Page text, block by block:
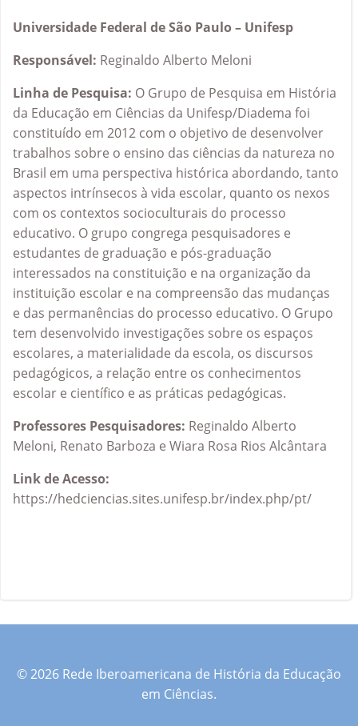
Universidade Federal de São Paulo – Unifesp
Responsável: Reginaldo Alberto Meloni
Linha de Pesquisa: O Grupo de Pesquisa em História
da Educação em Ciências da Unifesp/Diadema foi
constituído em 2012 com o objetivo de desenvolver
trabalhos sobre o ensino das ciências da natureza no
Brasil em uma perspectiva histórica abordando, tanto
aspectos intrínsecos à vida escolar, quanto os nexos
com os contextos socioculturais do processo
educativo. O grupo congrega pesquisadores e
estudantes de graduação e pós-graduação
interessados na constituição e na organização da
instituição escolar e na compreensão das mudanças
e das permanências do processo educativo. O Grupo
tem desenvolvido investigações sobre os espaços
escolares, a materialidade da escola, os discursos
pedagógicos, a relação entre os conhecimentos
escolar e científico e as práticas pedagógicas.
Professores Pesquisadores: Reginaldo Alberto
Meloni, Renato Barboza e Wiara Rosa Rios Alcântara
Link de Acesso:
https://hedciencias.sites.unifesp.br/index.php/pt/
© 2026 Rede Iberoamericana de História da Educação
em Ciências.